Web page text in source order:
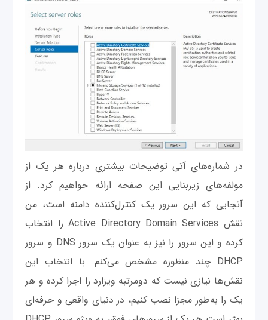
در شماره‌های آتی توضیحات بیشتری درباره هر یک از
مولفه‌های زیربنایی این صفحه ارائه خواهیم کرد. از
آنجایی که این سرور یک کنترل‌کننده دامنه است، من
نقش Active Directory Domain Services را انتخاب
کرده و این سرور را نیز به عنوان یک سرور DNS و سرور
DHCP چند منظوره مشخص می‌کنم. با انتخاب این
نقش‌ها نیازی نیست که دومرتبه ویزارد را اجرا کرده و هر
یک را به‌طور مجزا نصب کنیم، در دنیای واقعی و حرفه‌ای